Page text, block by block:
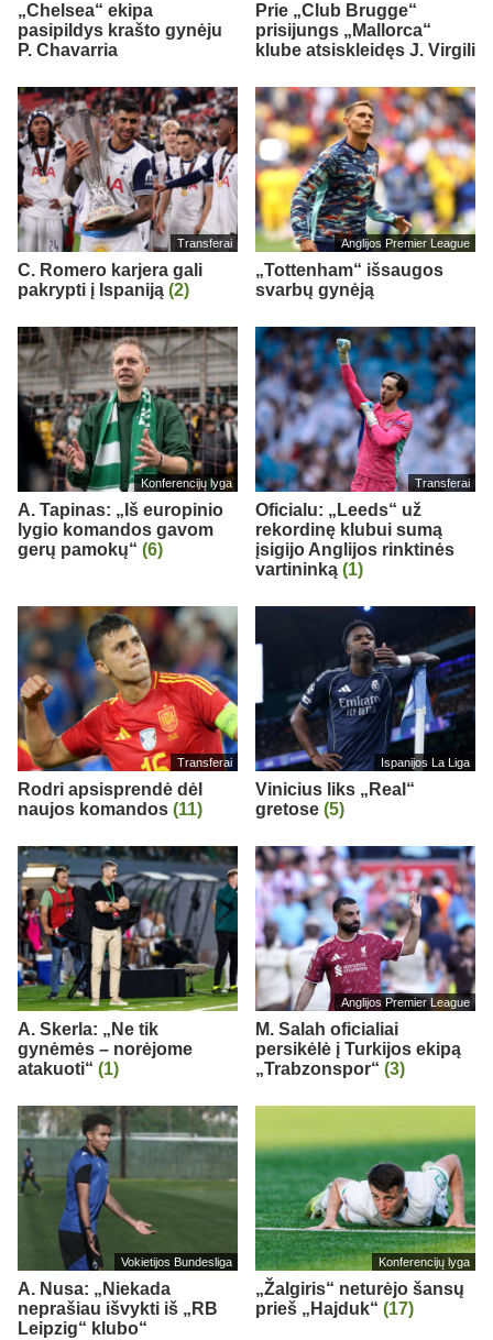
„Chelsea“ ekipa
pasipildys krašto gynėju
P. Chavarria
Prie „Club Brugge“
prisijungs „Mallorca“
klube atsiskleidęs J. Virgili
Transferai
C. Romero karjera gali
pakrypti į Ispaniją (2)
Anglijos Premier League
„Tottenham“ išsaugos
svarbų gynėją
Konferencijų lyga
A. Tapinas: „Iš europinio
lygio komandos gavom
gerų pamokų“ (6)
Transferai
Oficialu: „Leeds“ už
rekordinę klubui sumą
įsigijo Anglijos rinktinės
vartininką (1)
Transferai
Rodri apsisprendė dėl
naujos komandos (11)
Ispanijos La Liga
Vinicius liks „Real“
gretose (5)
A. Skerla: „Ne tik
gynėmės – norėjome
atakuoti“ (1)
Anglijos Premier League
M. Salah oficialiai
persikėlė į Turkijos ekipą
„Trabzonspor“ (3)
Vokietijos Bundesliga
A. Nusa: „Niekada
neprašiau išvykti iš „RB
Leipzig“ klubo“
Konferencijų lyga
„Žalgiris“ neturėjo šansų
prieš „Hajduk“ (17)